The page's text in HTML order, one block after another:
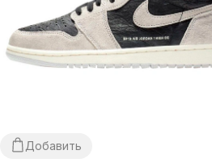
Добавить